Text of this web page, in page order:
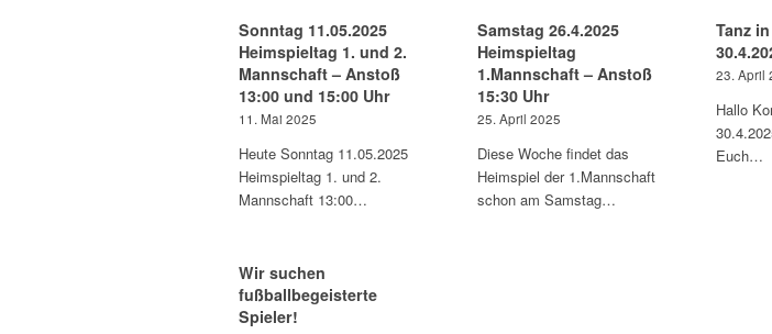
Sonntag 11.05.2025
Heimspieltag 1. und 2.
Mannschaft – Anstoß
13:00 und 15:00 Uhr
11. Mai 2025
Heute Sonntag 11.05.2025
Heimspieltag 1. und 2.
Mannschaft 13:00…
Samstag 26.4.2025
Heimspieltag
1.Mannschaft – Anstoß
15:30 Uhr
25. April 2025
Diese Woche findet das
Heimspiel der 1.Mannschaft
schon am Samstag…
Tanz
23. April
Hallo
Euch…
Wir suchen
fußballbegeisterte
Spieler!